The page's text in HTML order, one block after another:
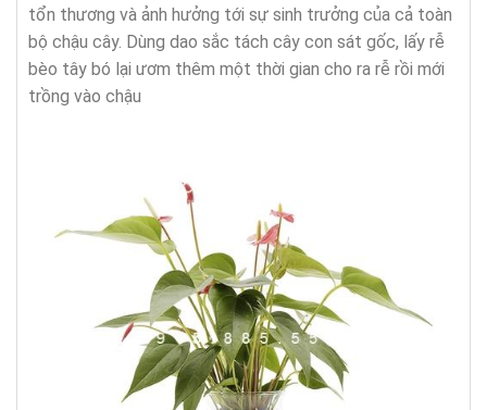
tổn thương và ảnh hưởng tới sự sinh trưởng của cả toàn
bộ chậu cây. Dùng dao sắc tách cây con sát gốc, lấy rễ
bèo tây bó lại ươm thêm một thời gian cho ra rễ rồi mới
trồng vào chậu